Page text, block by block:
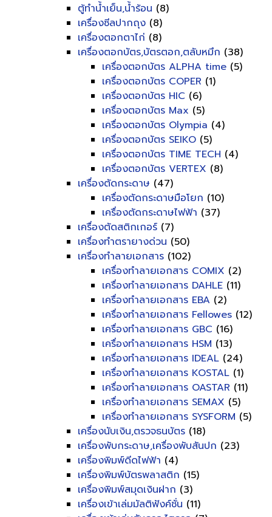
ตู้ทำน้ำเย็น,น้ำร้อน (8)
เครื่องซีลปากถุง (8)
เครื่องตอกตาไก่ (8)
เครื่องตอกบัตร,บัตรตอก,ตลับหมึก (38)
เครื่องตอกบัตร ALPHA time (5)
เครื่องตอกบัตร COPER (1)
เครื่องตอกบัตร HIC (6)
เครื่องตอกบัตร Max (5)
เครื่องตอกบัตร Olympia (4)
เครื่องตอกบัตร SEIKO (5)
เครื่องตอกบัตร TIME TECH (4)
เครื่องตอกบัตร VERTEX (8)
เครื่องตัดกระดาษ (47)
เครื่องตัดกระดาษมือโยก (10)
เครื่องตัดกระดาษไฟฟ้า (37)
เครื่องตัดสติกเกอร์ (7)
เครื่องทำตรายางด่วน (50)
เครื่องทำลายเอกสาร (102)
เครื่องทำลายเอกสาร COMIX (2)
เครื่องทำลายเอกสาร DAHLE (11)
เครื่องทำลายเอกสาร EBA (2)
เครื่องทำลายเอกสาร Fellowes (12)
เครื่องทำลายเอกสาร GBC (16)
เครื่องทำลายเอกสาร HSM (13)
เครื่องทำลายเอกสาร IDEAL (24)
เครื่องทำลายเอกสาร KOSTAL (1)
เครื่องทำลายเอกสาร OASTAR (11)
เครื่องทำลายเอกสาร SEMAX (5)
เครื่องทำลายเอกสาร SYSFORM (5)
เครื่องนับเงิน,ตรวจธนบัตร (18)
เครื่องพับกระดาษ,เครื่องพับสันปก (23)
เครื่องพิมพ์ดีดไฟฟ้า (4)
เครื่องพิมพ์บัตรพลาสติก (15)
เครื่องพิมพ์สมุดเงินฝาก (3)
เครื่องเข้าเล่มมัลติฟังค์ชั่น (11)